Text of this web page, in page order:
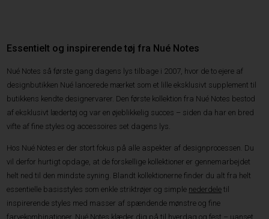
Essentielt og inspirerende tøj fra Nué Notes
Nué Notes så første gang dagens lys tilbage i 2007, hvor de to ejere af
designbutikken Nué lancerede mærket som et lille eksklusivt supplement til
butikkens kendte designervarer. Den første kollektion fra Nué Notes bestod
af eksklusivt lædertøj og var en øjeblikkelig succes – siden da har en bred
vifte af fine styles og accessoires set dagens lys.
Hos Nué Notes er der stort fokus på alle aspekter af designprocessen. Du
vil derfor hurtigt opdage, at de forskellige kollektioner er gennemarbejdet
helt ned til den mindste syning. Blandt kollektionerne finder du alt fra helt
essentielle basisstyles som enkle striktrøjer og simple nederdele til
inspirerende styles med masser af spændende mønstre og fine
farvekombinationer. Nué Notes klæder dig på til hverdag og fest – uanset